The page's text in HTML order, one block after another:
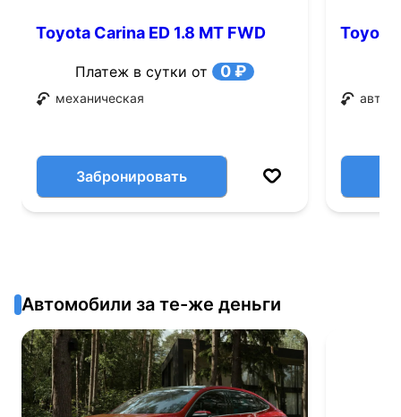
Toyota Carina ED 1.8 MT FWD
Платеж в сутки от 0 ₽
механическая
Забронировать
Toyota
Автомобили за те-же деньги